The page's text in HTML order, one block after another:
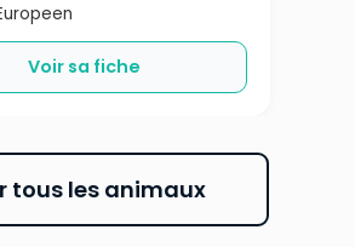
Voir sa fiche
tous les animaux